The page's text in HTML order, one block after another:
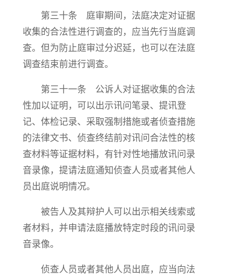
第三十条 庭审期间，法庭决定对证据
收集的合法性进行调查的，应当先行当庭调
查。但为防止庭审过分迟延，也可以在法庭
调查结束前进行调查。
第三十一条 公诉人对证据收集的合法
性加以证明，可以出示讯问笔录、提讯登
记、体检记录、采取强制措施或者侦查措施
的法律文书、侦查终结前对讯问合法性的核
查材料等证据材料，有针对性地播放讯问录
音录像，提请法庭通知侦查人员或者其他人
员出庭说明情况。
被告人及其辩护人可以出示相关线索或
者材料，并申请法庭播放特定时段的讯问录
音录像。
侦查人员或者其他人员出庭，应当向法